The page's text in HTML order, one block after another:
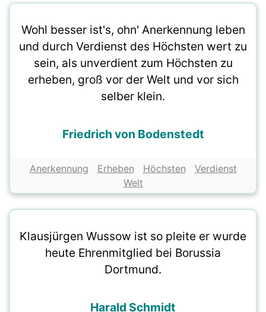
Wohl besser ist's, ohn' Anerkennung leben
und durch Verdienst des Höchsten wert zu
sein, als unverdient zum Höchsten zu
erheben, groß vor der Welt und vor sich
selber klein.
Friedrich von Bodenstedt
Anerkennung Erheben Höchsten
Verdienst
Welt
Klausjürgen Wussow ist so pleite er wurde
heute Ehrenmitglied bei Borussia
Dortmund.
Harald Schmidt